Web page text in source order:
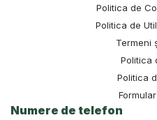
Politica de
Politica de
Termeni
Politica
Politica
Numere de telefon